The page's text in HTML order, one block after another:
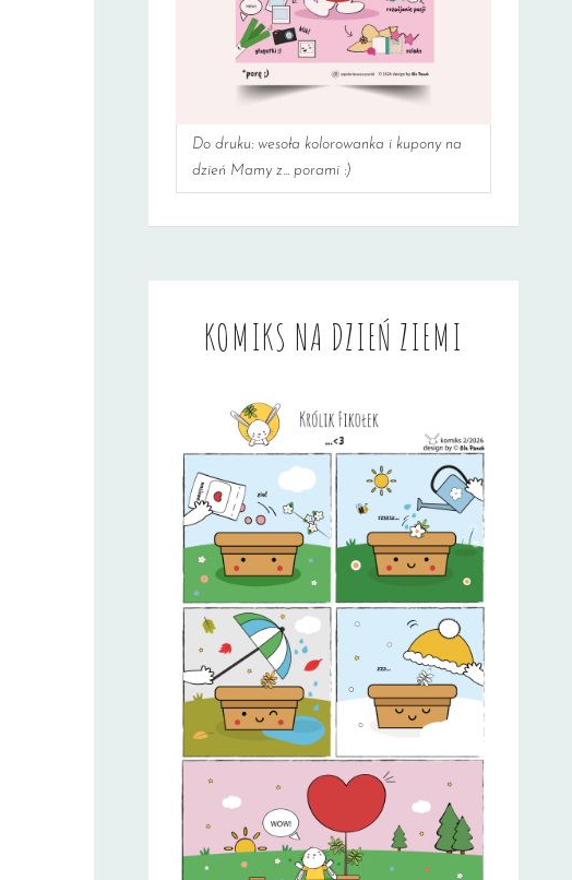
Do druku: wesoła kolorowanka i kupony na
dzień Mamy z... porami :)
KOMIKS NA DZIEŃ ZIEMI